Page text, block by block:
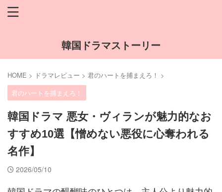
韓国ドラマストーリー
HOME > ドラマレビュー > 君のハートを捕まえろ！ >
君のハートを捕まえろ！
韓国ドラマ 悪女・ヴィランが魅力的なお
すすめ10選【憎めない悪役に心奪われる
名作】
2026/05/10